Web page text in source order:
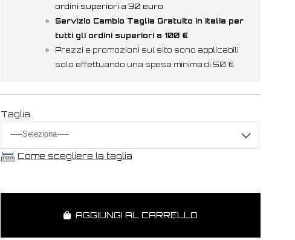
ordini superiori a 30 euro
Servizio Cambio Taglia Gratuito in Italia per
tutti gli ordini superiori a 100 €
Prezzi e promozioni sul sito sono applicabili
solo effettuando una spesa minima di 50 €
Taglia
Come scegliere la taglia
AGGIUNGI AL CARRELLO